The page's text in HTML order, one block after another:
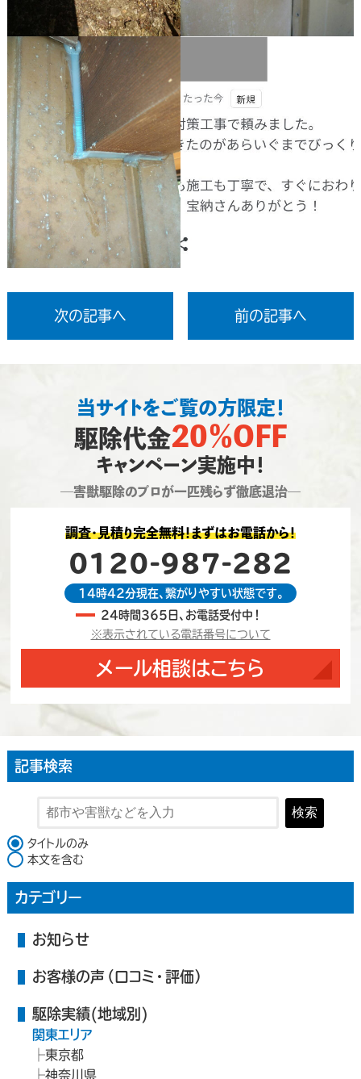
次の記事へ 前の記事へ
当サイトをご覧の方限定！
駆除代金20％OFF
キャンペーン実施中！
―害獣駆除のプロが一匹残らず徹底退治―
調査・見積り完全無料！まずはお電話から！
0120-987-282
14時42分現在、繋がりやすい状態です。
24時間365日、お電話受付中！
※表示されている電話番号について
メール相談はこちら
記事検索
検索
検索対象
タイトルのみ
本文を含む
カテゴリー
お知らせ
お客様の声（口コミ・評価）
駆除実績(地域別)
関東エリア
東京都
神奈川県